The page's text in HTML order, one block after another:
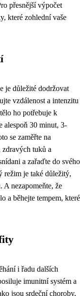
přesnější výpočet
které zohlední vaše
je důležité dodržovat
vzdálenost a intenzitu
ho potřebuje k
alespoň 30 minut, 3-
se zaměřte na
tuků a
a zařaďte do svého
režim je také důležitý,
A nezapomeňte, že
a běhejte tempem, které
i řadu dalších
imunitní systém a
jsou srdeční choroby,